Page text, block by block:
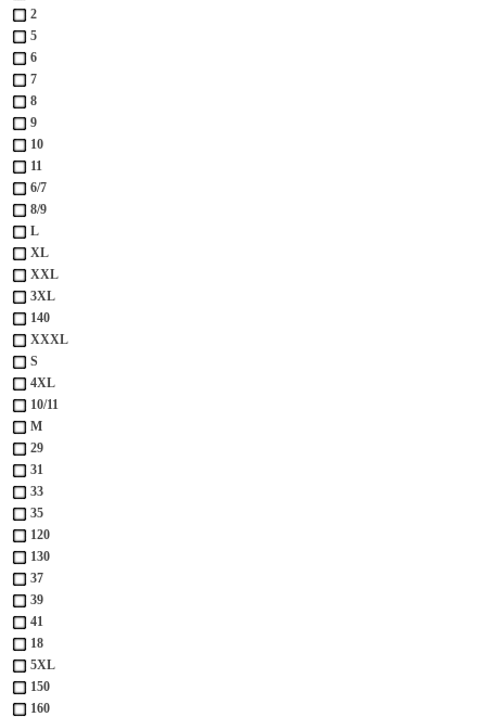
2
5
6
7
8
9
10
11
6/7
8/9
L
XL
XXL
3XL
140
XXXL
S
4XL
10/11
M
29
31
33
35
120
130
37
39
41
18
5XL
150
160